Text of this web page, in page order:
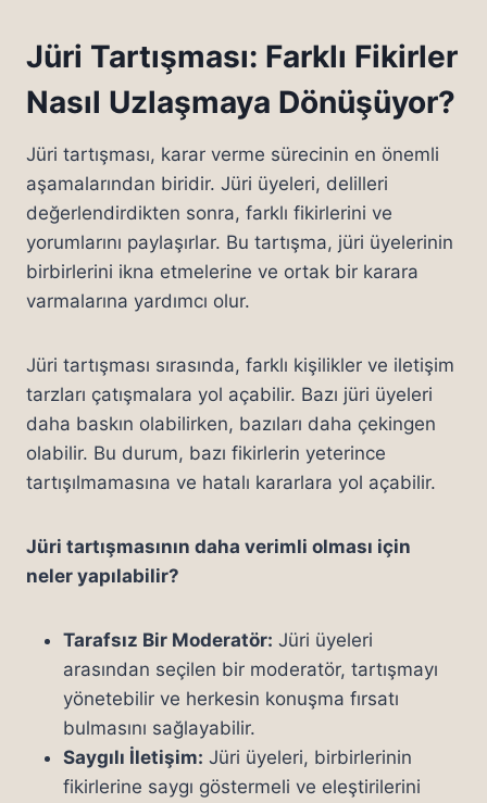
Jüri Tartışması: Farklı Fikirler
Nasıl Uzlaşmaya Dönüşüyor?
Jüri tartışması, karar verme sürecinin en önemli
aşamalarından biridir. Jüri üyeleri, delilleri
değerlendirdikten sonra, farklı fikirlerini ve
yorumlarını paylaşırlar. Bu tartışma, jüri üyelerinin
birbirlerini ikna etmelerine ve ortak bir karara
varmalarına yardımcı olur.
Jüri tartışması sırasında, farklı kişilikler ve iletişim
tarzları çatışmalara yol açabilir. Bazı jüri üyeleri
daha baskın olabilirken, bazıları daha çekingen
olabilir. Bu durum, bazı fikirlerin yeterince
tartışılmamasına ve hatalı kararlara yol açabilir.
Jüri tartışmasının daha verimli olması için
neler yapılabilir?
Tarafsız Bir Moderatör: Jüri üyeleri
arasından seçilen bir moderatör, tartışmayı
yönetebilir ve herkesin konuşma fırsatı
bulmasını sağlayabilir.
Saygılı İletişim: Jüri üyeleri, birbirlerinin
fikirlerine saygı göstermeli ve eleştirilerini